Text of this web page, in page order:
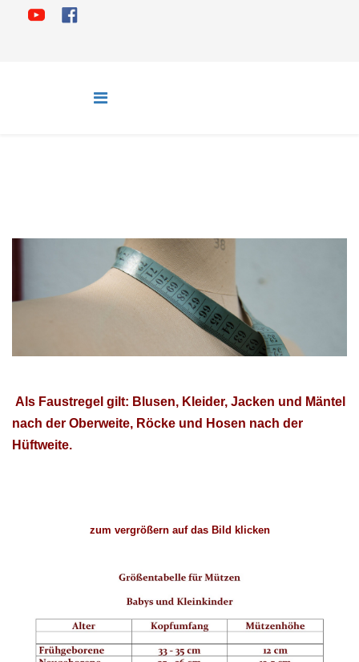
Als Faustregel gilt: Blusen, Kleider, Jacken und Mäntel
nach der Oberweite, Röcke und Hosen nach der
Hüftweite.
zum vergrößern auf das Bild klicken